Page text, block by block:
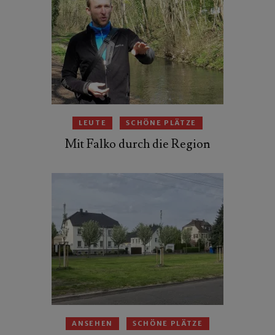
LEUTE SCHÖNE PLÄTZE
Mit Falko durch die Region
ANSEHEN SCHÖNE PLÄTZE